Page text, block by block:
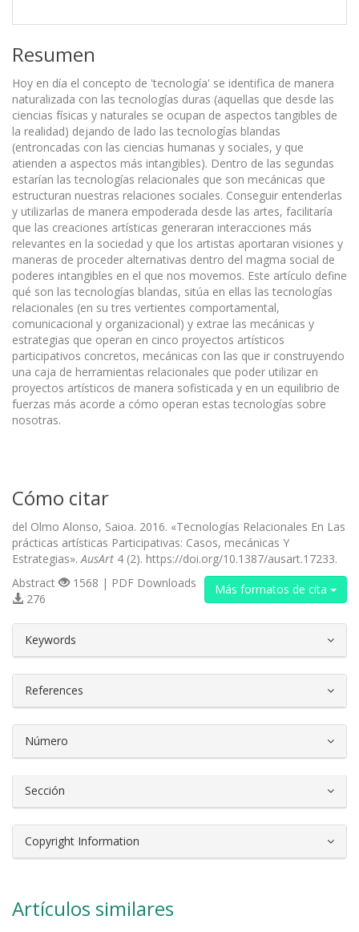
Resumen
Hoy en día el concepto de 'tecnología' se identifica de manera
naturalizada con las tecnologías duras (aquellas que desde las
ciencias físicas y naturales se ocupan de aspectos tangibles de
la realidad) dejando de lado las tecnologías blandas
(entroncadas con las ciencias humanas y sociales, y que
atienden a aspectos más intangibles). Dentro de las segundas
estarían las tecnologías relacionales que son mecánicas que
estructuran nuestras relaciones sociales. Conseguir entenderlas
y utilizarlas de manera empoderada desde las artes, facilitaría
que las creaciones artísticas generaran interacciones más
relevantes en la sociedad y que los artistas aportaran visiones y
maneras de proceder alternativas dentro del magma social de
poderes intangibles en el que nos movemos. Este artículo define
qué son las tecnologías blandas, sitúa en ellas las tecnologías
relacionales (en su tres vertientes comportamental,
comunicacional y organizacional) y extrae las mecánicas y
estrategias que operan en cinco proyectos artísticos
participativos concretos, mecánicas con las que ir construyendo
una caja de herramientas relacionales que poder utilizar en
proyectos artísticos de manera sofisticada y en un equilibrio de
fuerzas más acorde a cómo operan estas tecnologías sobre
nosotras.
Cómo citar
del Olmo Alonso, Saioa. 2016. «Tecnologías Relacionales En Las
prácticas artísticas Participativas: Casos, mecánicas Y
Estrategias». AusArt 4 (2). https://doi.org/10.1387/ausart.17233.
Más formatos de cita
Abstract
1568 | PDF Downloads
276
Keywords
References
Número
Sección
Copyright Information
Artículos similares